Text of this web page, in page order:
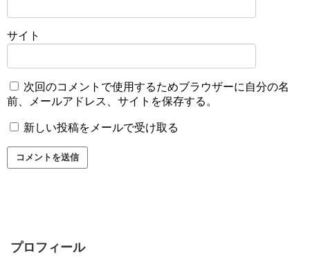
サイト
次回のコメントで使用するためブラウザーに自分の名
前、メールアドレス、サイトを保存する。
新しい投稿をメールで受け取る
プロフィール